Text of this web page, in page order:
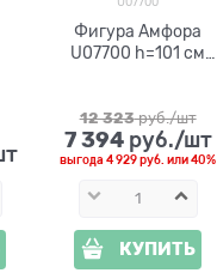
Фигура Амфора
U07700 h=101 см
12 323 руб./шт
7 394 руб./шт
выгода4 929 руб. или40%
КУПИТЬ